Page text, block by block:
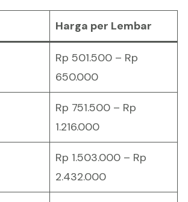
Harga per Lembar
Rp 501.500 – Rp
650.000
Rp 751.500 – Rp
1.216.000
Rp 1.503.000 – Rp
2.432.000